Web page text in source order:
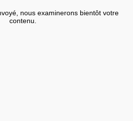
nous examinerons bientôt votre
contenu.